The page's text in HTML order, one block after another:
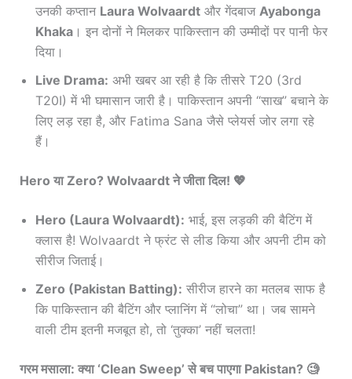
उनकी कप्तान Laura Wolvaardtऔर गेंदबाज Ayabonga
Khaka। इन दोनों ने मिलकर पाकिस्तान की उम्मीदों पर पानी फेर
दिया।
Live Drama: अभी खबर आ रही है कि तीसरे T20 (3rd
T20I) में भी घमासान जारी है। पाकिस्तान अपनी “साख” बचाने के
लिए लड़ रहा है, और Fatima Sana जैसे प्लेयर्स जोर लगा रहे
हैं।
Hero या Zero? Wolvaardt ने जीता दिल! 💖
Hero (Laura Wolvaardt): भाई, इस लड़की की बैटिंग में
क्लास है! Wolvaardt ने फ्रंट से लीड किया और अपनी टीम को
सीरीज जिताई।
Zero (Pakistan Batting): सीरीज हारने का मतलब साफ है
कि पाकिस्तान की बैटिंग और प्लानिंग में “लोचा” था। जब सामने
वाली टीम इतनी मजबूत हो, तो ‘तुक्का’ नहीं चलता!
गरम मसाला: क्या ‘Clean Sweep’ से बच पाएगा Pakistan? 🧐